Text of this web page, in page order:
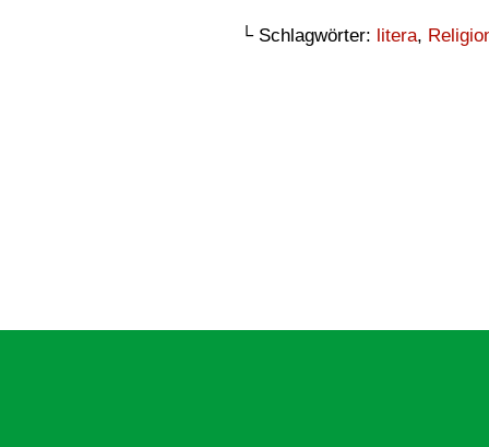
└ Schlagwörter: litera,